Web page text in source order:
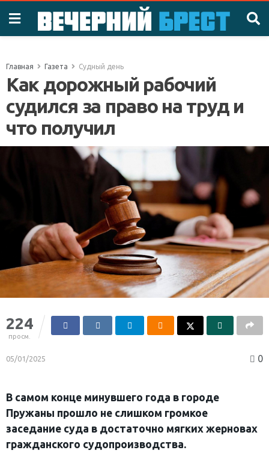
Главная Газета Судный день
Как дорожный рабочий
судился за право на труд и
что получил
224
просм.
05/01/2025 0
В самом конце минувшего года в городе
Пружаны прошло не слишком громкое
заседание суда в достаточно мягких жерновах
гражданского судопроизводства.